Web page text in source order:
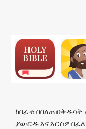
ከበፊቱ በበለጠ በቅዱሳት
ያውርዱእና እርስዎ